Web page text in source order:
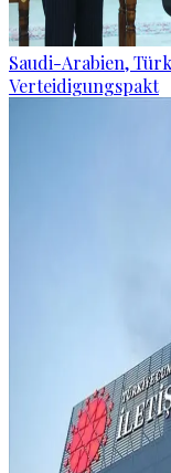
Saudi-Arabien,
Verteidigungspakt